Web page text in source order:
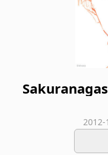
2012-